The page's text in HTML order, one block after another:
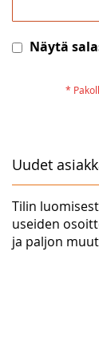
Näytä
Uudet
Tilin
useiden
ja paljon